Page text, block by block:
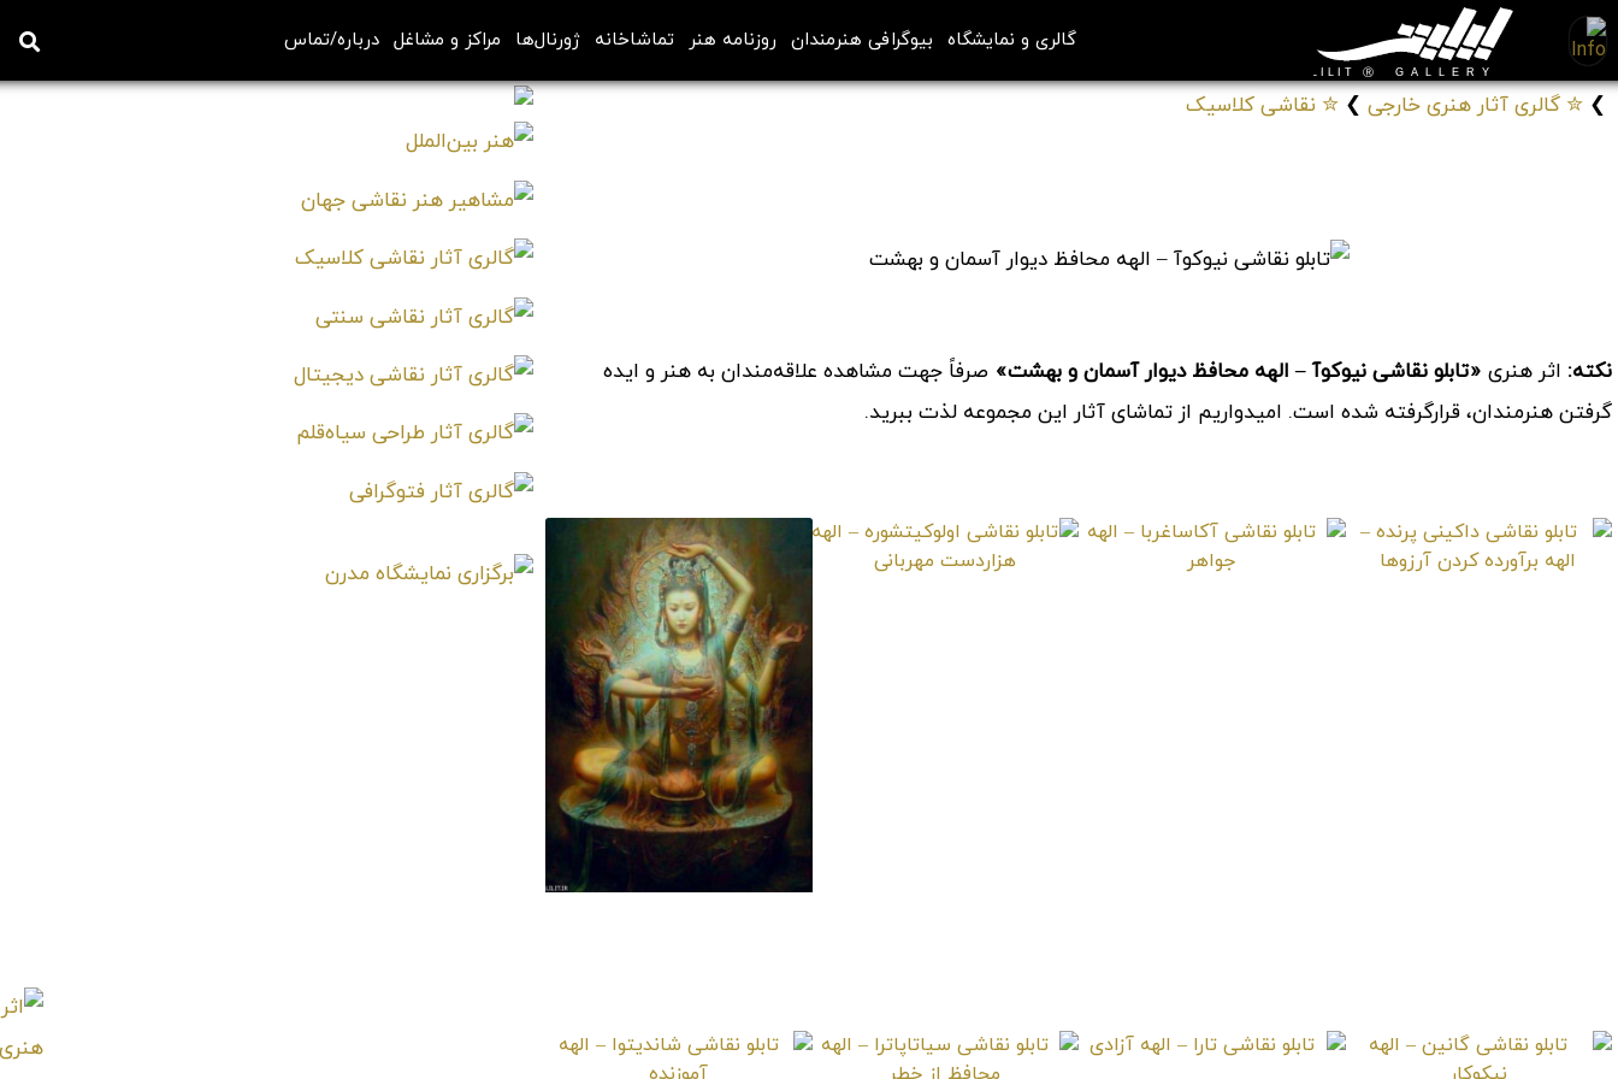
گالری و نمایشگاه بیوگرافی هنرمندان روزنامه هنر تماشاخانه ژورنال‌ها مراکز و مشاغل درباره/تماس
❯ ✮ گالری آثار هنری خارجی ❯ ✮ نقاشی کلاسیک
نکته: اثر هنری «تابلو نقاشی نیوکوآ – الهه محافظ دیوار آسمان و بهشت» صرفاً جهت مشاهده علاقه‌مندان به هنر و ایده
گرفتن هنرمندان، قرارگرفته شده است. امیدواریم از تماشای آثار این مجموعه لذت ببرید.